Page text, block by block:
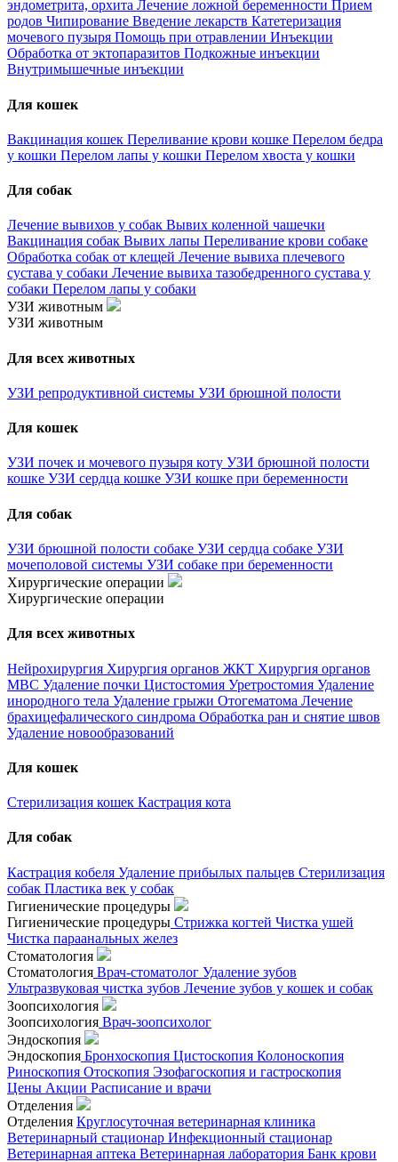
эндометрита, орхита Лечение ложной беременности Прием
родов Чипирование Введение лекарств Катетеризация
мочевого пузыря Помощь при отравлении Инъекции
Обработка от эктопаразитов Подкожные инъекции
Внутримышечные инъекции
Для кошек
Вакцинация кошек Переливание крови кошке Перелом бедра
у кошки Перелом лапы у кошки Перелом хвоста у кошки
Для собак
Лечение вывихов у собак Вывих коленной чашечки
Вакцинация собак Вывих лапы Переливание крови собаке
Обработка собак от клещей Лечение вывиха плечевого
сустава у собаки Лечение вывиха тазобедренного сустава у
собаки Перелом лапы у собаки
УЗИ животным
УЗИ животным
Для всех животных
УЗИ репродуктивной системы УЗИ брюшной полости
Для кошек
УЗИ почек и мочевого пузыря коту УЗИ брюшной полости
кошке УЗИ сердца кошке УЗИ кошке при беременности
Для собак
УЗИ брюшной полости собаке УЗИ сердца собаке УЗИ
мочеполовой системы УЗИ собаке при беременности
Хирургические операции
Хирургические операции
Для всех животных
Нейрохирургия Хирургия органов ЖКТ Хирургия органов
МВС Удаление почки Цистостомия Уретростомия Удаление
инородного тела Удаление грыжи Отогематома Лечение
брахицефалического синдрома Обработка ран и снятие швов
Удаление новообразований
Для кошек
Стерилизация кошек Кастрация кота
Для собак
Кастрация кобеля Удаление прибылых пальцев Стерилизация
собак Пластика век у собак
Гигиенические процедуры
Гигиенические процедуры Стрижка когтей Чистка ушей
Чистка параанальных желез
Стоматология
Стоматология Врач-стоматолог Удаление зубов
Ультразвуковая чистка зубов Лечение зубов у кошек и собак
Зоопсихология
Зоопсихология Врач-зоопсихолог
Эндоскопия
Эндоскопия Бронхоскопия Цистоскопия Колоноскопия
Риноскопия Отоскопия Эзофагоскопия и гастроскопия
Цены Акции Расписание и врачи
Отделения
Отделения Круглосуточная ветеринарная клиника
Ветеринарный стационар Инфекционный стационар
Ветеринарная аптека Ветеринарная лаборатория Банк крови